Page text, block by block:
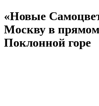
«Новые
Москву в
Поклонной горе